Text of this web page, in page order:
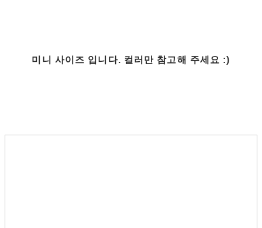
미니 사이즈 입니다. 컬러만 참고해 주세요 :)